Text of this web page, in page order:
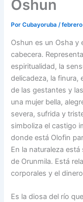
Oshun
PorCubayoruba/
Oshun es un Osha y
cabecera.
espiritualidad, la
delicadeza, la finura,
de las gestantes y
una mujer bella,
severa, sufrida y
simboliza el castigo
donde está Olofin
En la naturaleza
de Orunmila. Está
corporales y el
Es la diosa del río